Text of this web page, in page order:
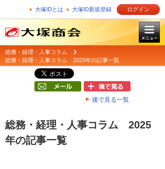
大塚IDとは 大塚ID新規登録 ログイン
総務・経理・人事コラム
総務・経理・人事コラム 2025年の記事一覧
後で見る一覧
総務・経理・人事コラム 2025
年の記事一覧